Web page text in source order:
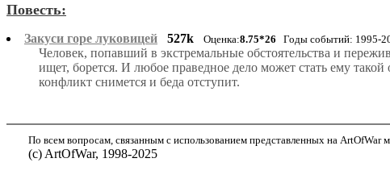
Повесть:
Закуси горе луковицей 527k Оценка:8.75*26 Годы событий: 1995-
Человек, попавший в экстремальные обстоятельства и
ищет, борется. И любое праведное дело может стать ему
конфликт снимется и беда отступит.
По всем вопросам, связанным с использованием представленных на
(с) ArtOfWar, 1998-2025